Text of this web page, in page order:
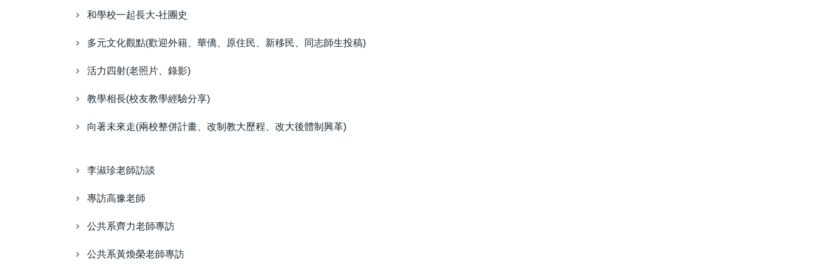
和學校一起長大-社團史
多元文化觀點(歡迎外籍、華僑、原住民、新移民、同志師生投稿)
活力四射(老照片、錄影)
教學相長(校友教學經驗分享)
向著未來走(兩校整併計畫、改制教大歷程、改大後體制興革)
李淑珍老師訪談
專訪高豫老師
公共系齊力老師專訪
公共系黃煥榮老師專訪